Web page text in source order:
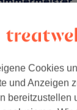
Frankfurt am
Premium mit
Cookies
und Anzeigen
bereitzustellen